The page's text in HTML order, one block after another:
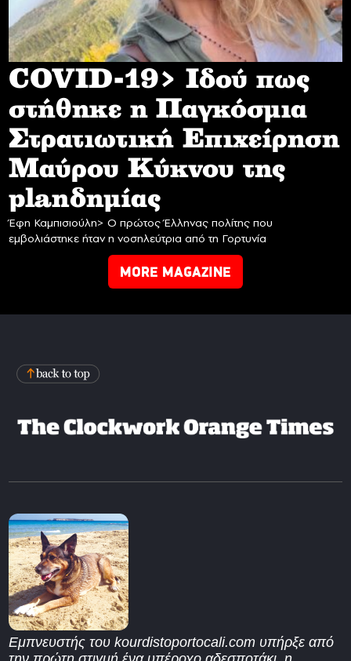
COVID-19> Iδού πως
στήθηκε η Παγκόσμια
Στρατιωτική Επιχείρηση
Mαύρου Κύκνου της
planδημίας
Έφη Καμπισιούλη> Ο πρώτος Έλληνας πολίτης που
εμβολιάστηκε ήταν η νοσηλεύτρια από τη Γορτυνία
MORE MAGAZINE
Εμπνευστής του kourdistoportocali.com υπήρξε από